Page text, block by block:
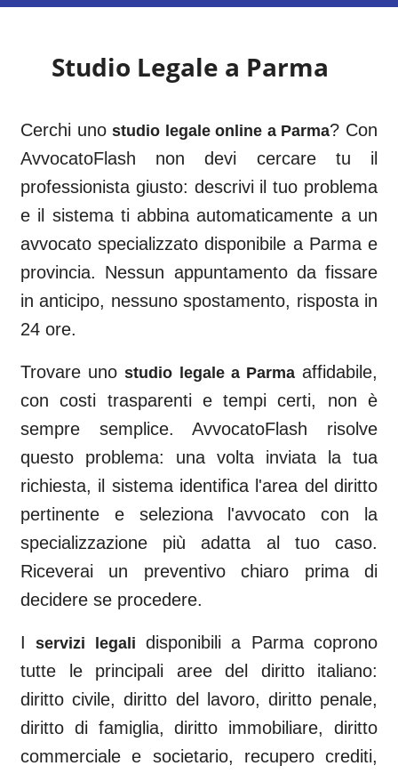
Studio Legale a Parma
Cerchi uno studio legale online a Parma? Con
AvvocatoFlash non devi cercare tu il
professionista giusto: descrivi il tuo problema
e il sistema ti abbina automaticamente a un
avvocato specializzato disponibile a Parmae
provincia. Nessun appuntamento da fissare
in anticipo, nessuno spostamento, risposta in
24 ore.
Trovare unostudio legale a Parma affidabile,
con costi trasparenti e tempi certi, non è
sempre semplice. AvvocatoFlash risolve
questo problema: una volta inviata la tua
richiesta, il sistema identifica l'area del diritto
pertinente e seleziona l'avvocato con la
specializzazione più adatta al tuo caso.
Riceverai un preventivo chiaro prima di
decidere se procedere.
Iservizi legali disponibili a Parmacoprono
tutte le principali aree del diritto italiano:
diritto civile, diritto del lavoro, diritto penale,
diritto di famiglia, diritto immobiliare, diritto
commerciale e societario, recupero crediti,